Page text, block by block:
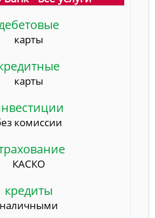
карты
карты
комиссии
КАСКО
кредиты
наличными